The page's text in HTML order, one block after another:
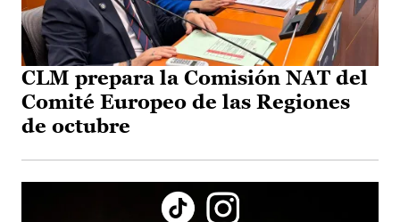
CLM prepara la Comisión NAT del
Comité Europeo de las Regiones
de octubre